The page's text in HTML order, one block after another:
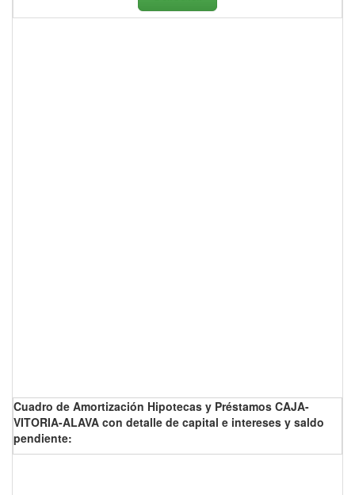
Cuadro de Amortización Hipotecas y Préstamos CAJA-
VITORIA-ALAVA con detalle de capital e intereses y saldo
pendiente: